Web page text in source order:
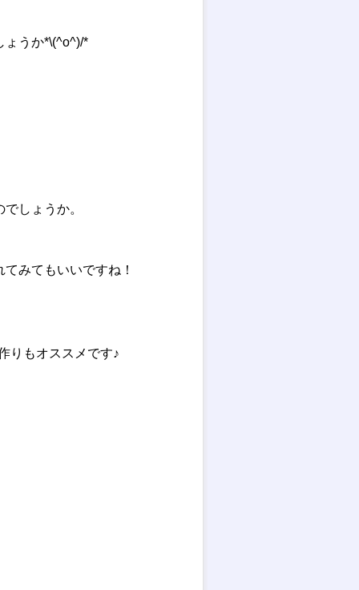
ょうか*\(^o^)/*
しょうか。
みてもいいですね！
りもオススメです♪